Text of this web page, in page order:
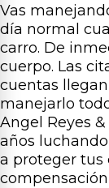
Vas
día normal
carro. De
cuerpo. Las
cuentas
manejarlo
Angel Reyes
años
a proteger tus